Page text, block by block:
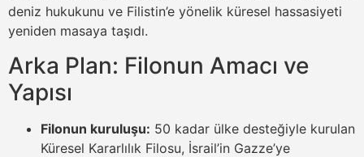
deniz hukukunu ve Filistin’e yönelik küresel hassasiyeti
yeniden masaya taşıdı.
Arka Plan: Filonun Amacı ve
Yapısı
Filonun kuruluşu: 50 kadar ülke desteğiyle kurulan
Küresel Kararlılık Filosu, İsrail’in Gazze’ye